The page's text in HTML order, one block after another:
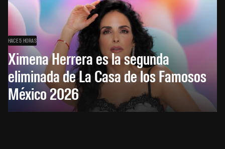
HACE 5 HORAS
Ximena Herrera es la segunda
eliminada de La Casa de los Famosos
México 2026